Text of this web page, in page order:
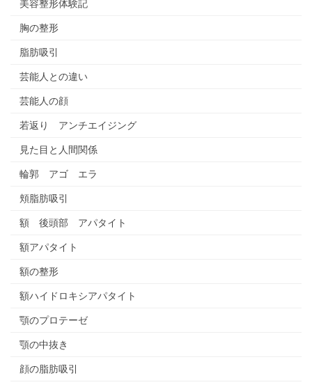
美容整形体験記
胸の整形
脂肪吸引
芸能人との違い
芸能人の顔
若返り アンチエイジング
見た目と人間関係
輪郭 アゴ エラ
頬脂肪吸引
額 後頭部 アパタイト
額アパタイト
額の整形
額ハイドロキシアパタイト
顎のプロテーゼ
顎の中抜き
顔の脂肪吸引